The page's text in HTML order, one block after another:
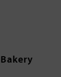
beiden
und